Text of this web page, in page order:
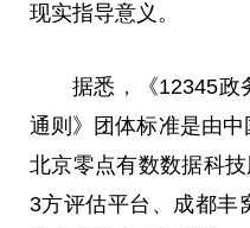
现实指导意义。
据悉 ，
《12345
通则》团体标准是由中
北京零点有数数据科
3方评估平台 、成都丰